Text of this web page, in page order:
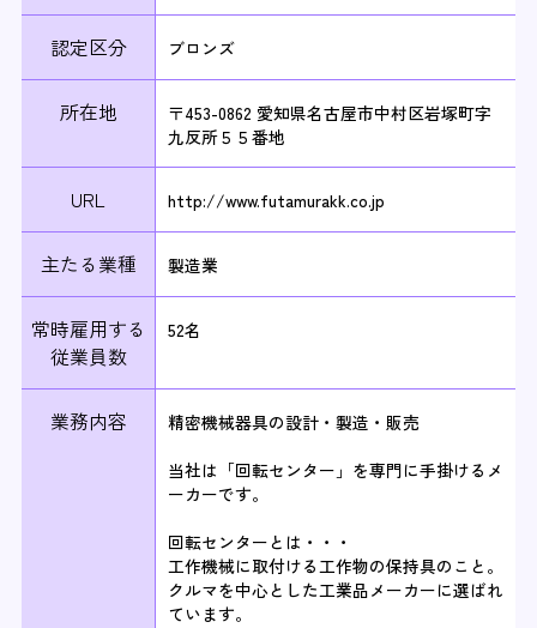
認定区分 ブロンズ
所在地
〒453-0862 愛知県名古屋市中村区岩塚町字
九反所５５番地
URL http://www.futamurakk.co.jp
主たる業種 製造業
常時雇用する
従業員数
52名
業務内容
精密機械器具の設計・製造・販売
当社は「回転センター」を専門に手掛けるメ
ーカーです。
回転センターとは・・・
工作機械に取付ける工作物の保持具のこと。
クルマを中心とした工業品メーカーに選ばれ
ています。